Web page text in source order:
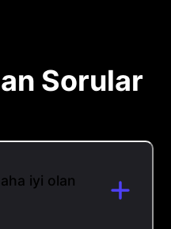
Sorular
iyi olan